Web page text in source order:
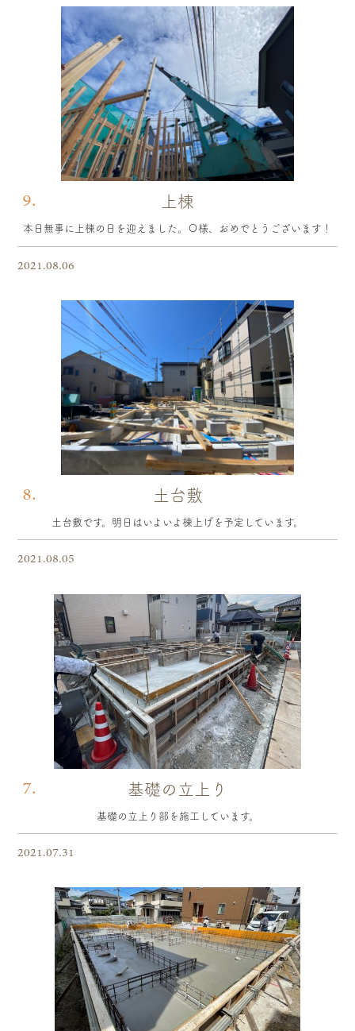
9. 上棟
本日無事に上棟の日を迎えました。Ｏ様、おめでとうございます！
2021.08.06
8. 土台敷
土台敷です。明日はいよいよ棟上げを予定しています。
2021.08.05
7. 基礎の立上り
基礎の立上り部を施工しています。
2021.07.31